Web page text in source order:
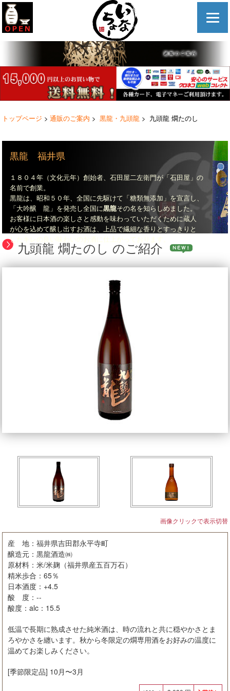
トップページ > 通販のご案内 > 黒龍・九頭龍 > 九頭龍 燗たのし
黒龍 福井県
１８０４年（文化元年）創始者、石田屋二左衛門が「石田屋」の
名前で創業。
黒龍は、昭和５０年、全国に先駆けて「糖類無添加」を宣言し、
「大吟醸 龍」を発売し全国に黒龍その名を知らしめました。
お客様に日本酒の楽しさと感動を味わっていただくために蔵人
が心を込めて醸し出すお酒は、上品で繊細な香りとすっきりと
したキレの良い味わいのお酒に仕上がっております。
九頭龍 燗たのし のご紹介
画像クリックで表示切替
産 地：福井県吉田郡永平寺町
醸造元：黒龍酒造㈱
原材料：米/米麹（福井県産五百万石）
精米歩合：65％
日本酒度：+4.5
酸 度：--
酸度：alc：15.5
低温で長期に熟成させた純米酒は、時の流れと共に穏やかさとま
ろやかさを纏います。秋から冬限定の燗専用酒をお好みの温度に
温めてお楽しみください。
[季節限定品] 10⽉〜3⽉